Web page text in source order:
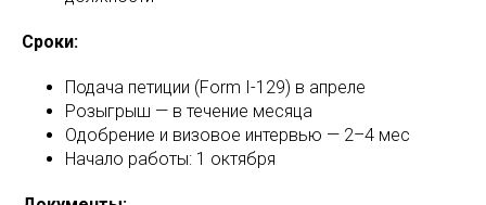
Сроки:
Подача петиции (Form I-129) в апреле
Розыгрыш — в течение месяца
Одобрение и визовое интервью — 2–4 мес
Начало работы: 1 октября